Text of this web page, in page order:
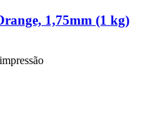
1,75mm (1 kg)